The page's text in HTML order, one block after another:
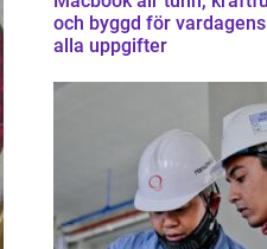
och byggd för vardagens
alla uppgifter